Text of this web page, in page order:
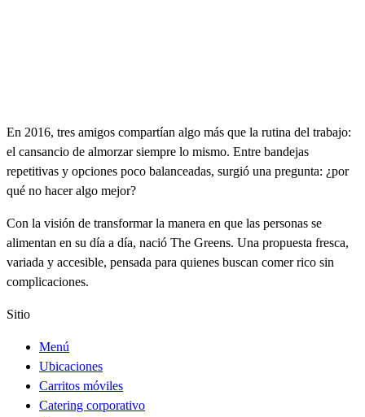
En 2016, tres amigos compartían algo más que la rutina del trabajo:
el cansancio de almorzar siempre lo mismo. Entre bandejas
repetitivas y opciones poco balanceadas, surgió una pregunta: ¿por
qué no hacer algo mejor?
Con la visión de transformar la manera en que las personas se
alimentan en su día a día, nació The Greens. Una propuesta fresca,
variada y accesible, pensada para quienes buscan comer rico sin
complicaciones.
Sitio
Menú
Ubicaciones
Carritos móviles
Catering corporativo